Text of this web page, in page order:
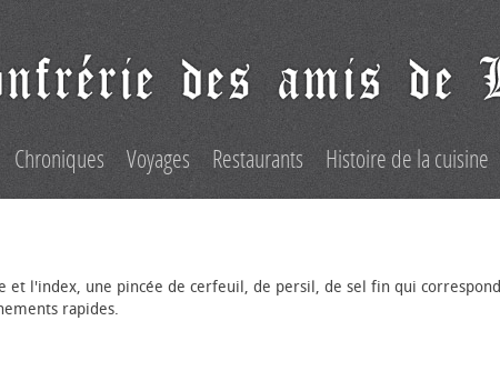
Chroniques Voyages Restaurants Histoire de la cuisine
et l'index, une pincée de cerfeuil, de persil, de sel fin qui correspond
rapides.